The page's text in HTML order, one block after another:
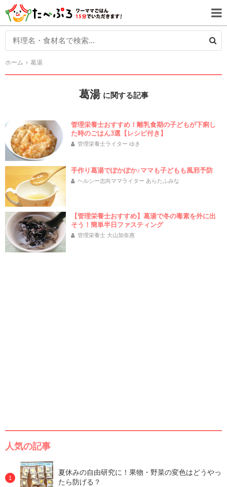
ホーム 葛湯
葛湯 に関する記事
管理栄養士おすすめ！離乳食期の子どもが下痢し
た時のごはん3選【レシピ付き】
管理栄養士ライター ゆき
手作り葛湯でぽかぽか♪ママも子どもも風邪予防
ヘルシー志向ママライター あらたふみな
【管理栄養士おすすめ】葛湯で冬の毒素を外に出
そう！簡単半日ファスティング
管理栄養士 大山加奈惠
人気の記事
夏休みの自由研究に！果物・野菜の変色はどうやっ
たら防げる？